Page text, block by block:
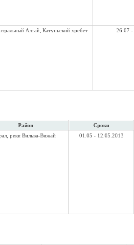
Алтай, Катуньский хребет 26.07 -
Район Сроки
реки Вильва-Вижай 01.05 - 12.05.2013